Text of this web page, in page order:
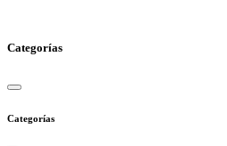
Categorías
Categorías